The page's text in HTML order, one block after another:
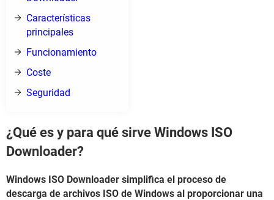
Características
principales
Funcionamiento
Coste
Seguridad
¿Qué es y para qué sirve Windows ISO
Downloader?
Windows ISO Downloader simplifica el proceso de
descarga de archivos ISO de Windows al proporcionar una